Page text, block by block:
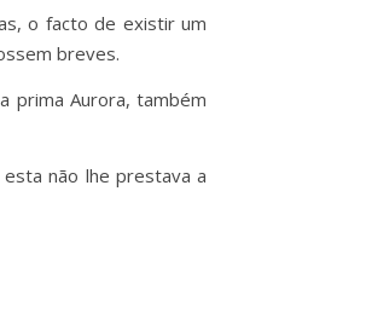
o facto de existir um
breves.
prima Aurora, também
não lhe prestava a